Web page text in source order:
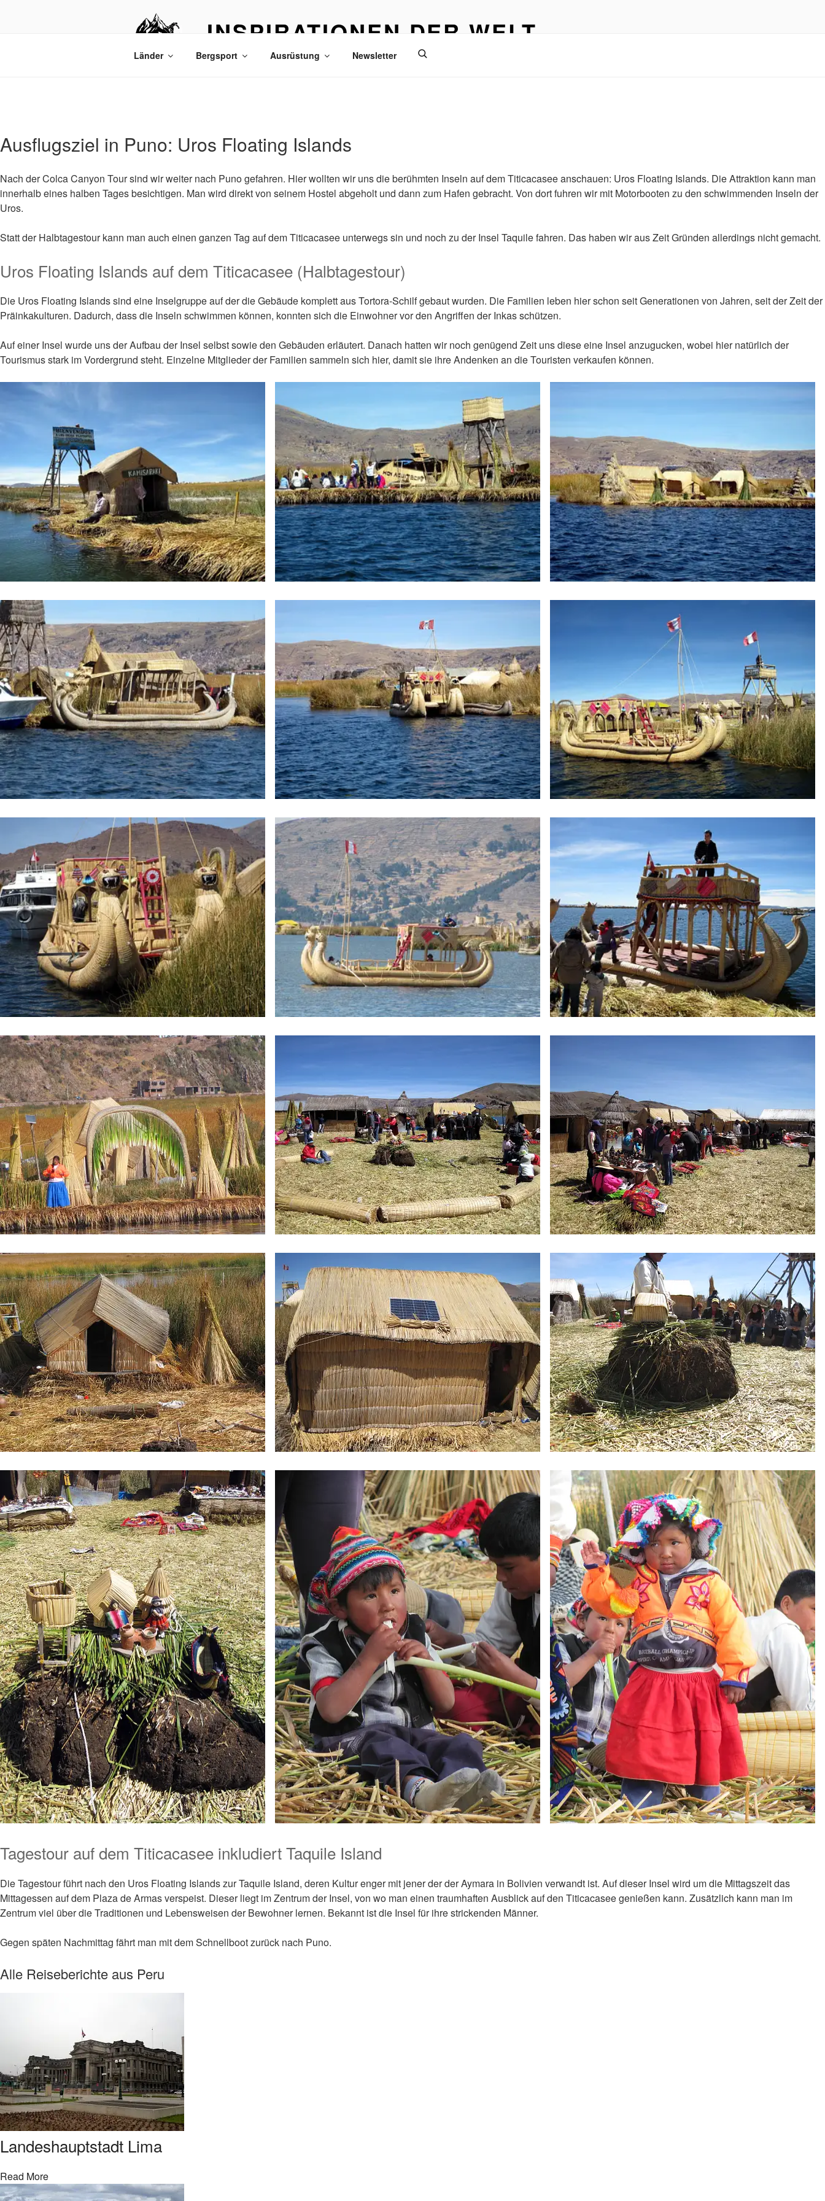
INSPIRATIONEN DER WELT
Bergtouren & Reisen
Länder Bergsport Ausrüstung Newsletter
Ausflugsziel in Puno: Uros Floating Islands
Nach der Colca Canyon Tour sind wir weiter nach Puno gefahren. Hier wollten wir uns die berühmten Inseln auf dem Titicacasee anschauen: Uros Floating Islands. Die Attraktion kann man
innerhalb eines halben Tages besichtigen. Man wird direkt von seinem Hostel abgeholt und dann zum Hafen gebracht. Von dort fuhren wir mit Motorbooten zu den schwimmenden Inseln der
Uros.
Statt der Halbtagestour kann man auch einen ganzen Tag auf dem Titicacasee unterwegs sin und noch zu der Insel Taquile fahren. Das haben wir aus Zeit Gründen allerdings nicht gemacht.
Uros Floating Islands auf dem Titicacasee (Halbtagestour)
Die Uros Floating Islands sind eine Inselgruppe auf der die Gebäude komplett aus Tortora-Schilf gebaut wurden. Die Familien leben hier schon seit Generationen von Jahren, seit der Zeit der
Präinkakulturen. Dadurch, dass die Inseln schwimmen können, konnten sich die Einwohner vor den Angriffen der Inkas schützen.
Auf einer Insel wurde uns der Aufbau der Insel selbst sowie den Gebäuden erläutert. Danach hatten wir noch genügend Zeit uns diese eine Insel anzugucken, wobei hier natürlich der
Tourismus stark im Vordergrund steht. Einzelne Mitglieder der Familien sammeln sich hier, damit sie ihre Andenken an die Touristen verkaufen können.
Tagestour auf dem Titicacasee inkludiert Taquile Island
Die Tagestour führt nach den Uros Floating Islands zur Taquile Island, deren Kultur enger mit jener der der Aymara in Bolivien verwandt ist. Auf dieser Insel wird um die Mittagszeit das
Mittagessen auf dem Plaza de Armas verspeist. Dieser liegt im Zentrum der Insel, von wo man einen traumhaften Ausblick auf den Titicacasee genießen kann. Zusätzlich kann man im
Zentrum viel über die Traditionen und Lebensweisen der Bewohner lernen. Bekannt ist die Insel für ihre strickenden Männer.
Gegen späten Nachmittag fährt man mit dem Schnellboot zurück nach Puno.
Alle Reiseberichte aus Peru
Landeshauptstadt Lima
Read More